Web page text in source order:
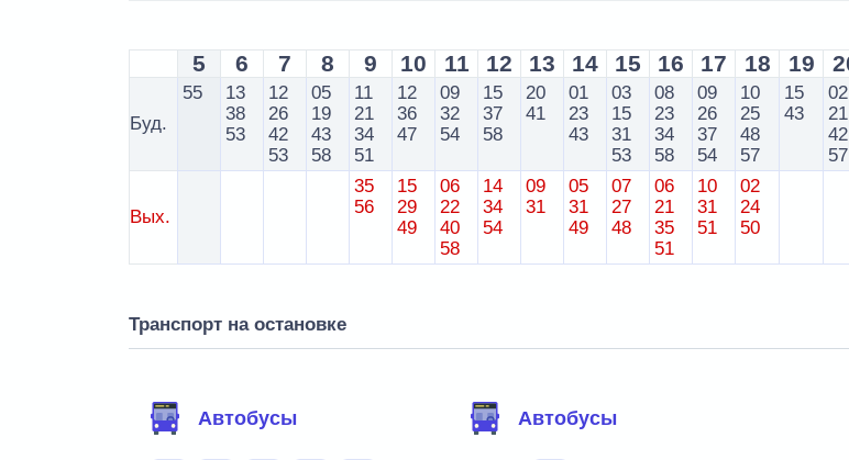
5 6 7 8 9 10 11 12 13 14 15 16 17 18 19
Буд.
55
13
38
53
12
26
42
53
05
19
43
58
11
21
34
51
12
36
47
09
32
54
15
37
58
20
41
01
23
43
03
15
31
53
08
23
34
58
09
26
37
54
10
25
48
57
15
43
02
21
42
57
Вых.
35
56
15
29
49
06
22
40
58
14
34
54
09
31
05
31
49
07
27
48
06
21
35
51
10
31
51
02
24
50
Транспорт на остановке
Автобусы Автобусы